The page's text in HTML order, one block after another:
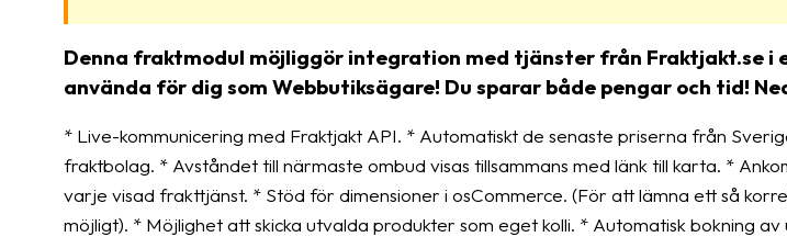
Denna fraktmodul möjliggör integration med tjänster från Fraktjakt.se
använda för dig som Webbutiksägare! Du sparar både pengar och tid!
* Live-kommunicering med Fraktjakt API. * Automatiskt de senaste priserna från
fraktbolag. * Avståndet till närmaste ombud visas tillsammans med länk till karta. *
varje visad frakttjänst. * Stöd för dimensioner i osCommerce. (För att lämna ett så
möjligt). * Möjlighet att skicka utvalda produkter som eget kolli. * Automatisk bokning